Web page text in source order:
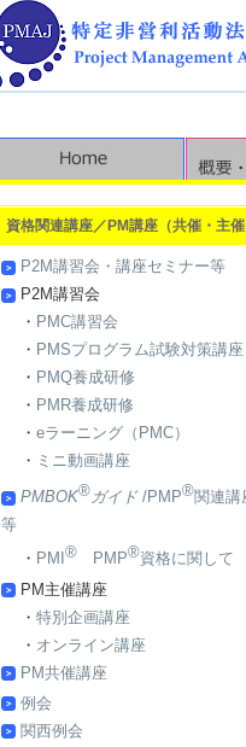
資格関連講座／PM講座（共催・主催
P2M講習会・講座セミナー等
P2M講習会
・ PMC講習会
・ PMSプログラム試験対策講座
・ PMQ養成研修
・ PMR養成研修
・ eラーニング（PMC）
・ ミニ動画講座
PMBOK®ガイド/PMP®関連講
等
・ PMI ® PMP®資格に関して
PM主催講座
・ 特別企画講座
・ オンライン講座
PM共催講座
例会
関西例会